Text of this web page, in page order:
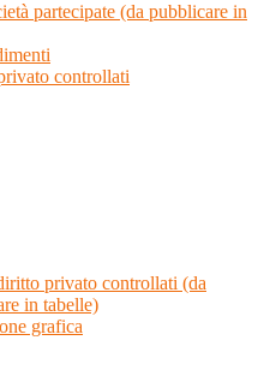
partecipate (da pubblicare in
controllati
privato controllati (da
in tabelle)
grafica